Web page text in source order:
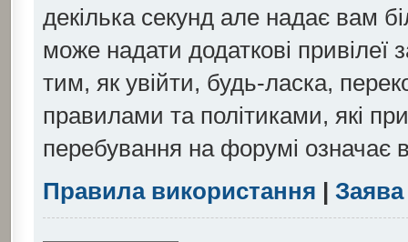
декілька секунд але надає вам
може надати додаткові
тим, як увійти, будь-ласка,
правилами та політиками, які
перебування на форумі означає
Правила використання | Заява